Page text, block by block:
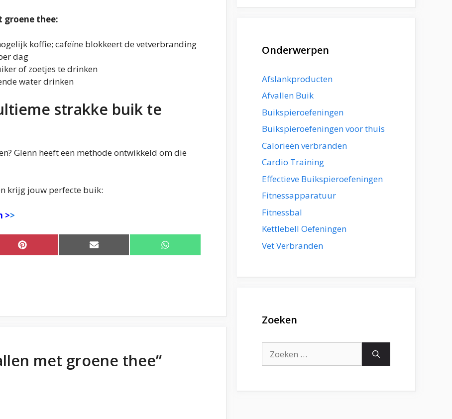
groene thee:
koffie; cafeïne blokkeert de vetverbranding
dag
of zoetjes te drinken
water drinken
strakke buik te
Glenn heeft een methode ontwikkeld om die
krijg jouw perfecte buik:
>>
Share
on
Share
on
Share
on
met groene thee”
Onderwerpen
Afslankproducten
Afvallen Buik
Buikspieroefeningen
Buikspieroefeningen voor thuis
Calorieën verbranden
Cardio Training
Effectieve Buikspieroefeningen
Fitnessapparatuur
Fitnessbal
Kettlebell Oefeningen
Vet Verbranden
Zoeken
naar: